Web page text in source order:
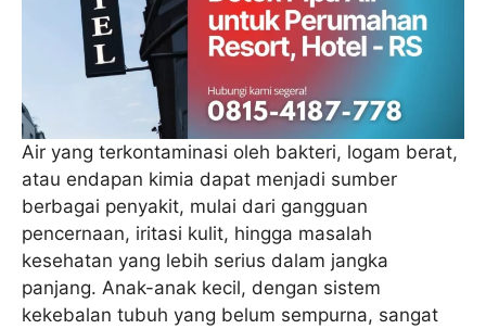
Air yang terkontaminasi oleh bakteri, logam berat,
atau endapan kimia dapat menjadi sumber
berbagai penyakit, mulai dari gangguan
pencernaan, iritasi kulit, hingga masalah
kesehatan yang lebih serius dalam jangka
panjang. Anak-anak kecil, dengan sistem
kekebalan tubuh yang belum sempurna, sangat